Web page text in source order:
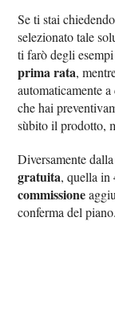
Se ti stai
selezionato tale
ti farò degli
prima rata,
automaticamente
che hai
sùbito il prodotto,
Diversamente
gratuita, quella in
commissione
conferma del piano.